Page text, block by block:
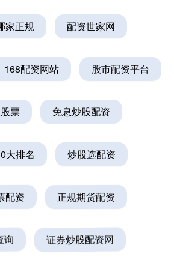
家正规 配资世家网
168配资网站 股市配资平台
票 免息炒股配资
大排名 炒股选配资
配资 正规期货配资
询 证券炒股配资网